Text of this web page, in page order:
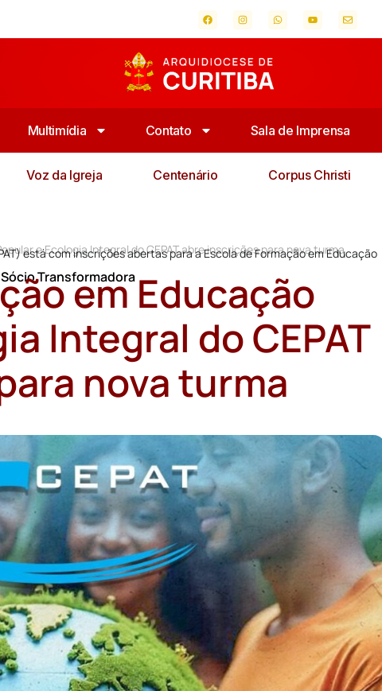
Multimídia Contato Sala de Imprensa
Voz da Igreja Centenário Corpus Christi
e Ecologia Integral do CEPAT abre inscrições para nova turma
está com inscrições abertas para a Escola de Formação em Educação
Transformadora
em Educação
Integral do CEPAT
nova turma